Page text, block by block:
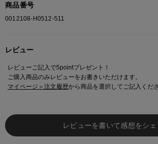
商品番号
0012108-H0512-511
レビュー
レビューご記入で5pointプレゼント！
ご購入商品のみレビューをお書きいただけます。
マイページ＞注文履歴から商品を選択してご記入くだ
レビューを書いて感想をシェ